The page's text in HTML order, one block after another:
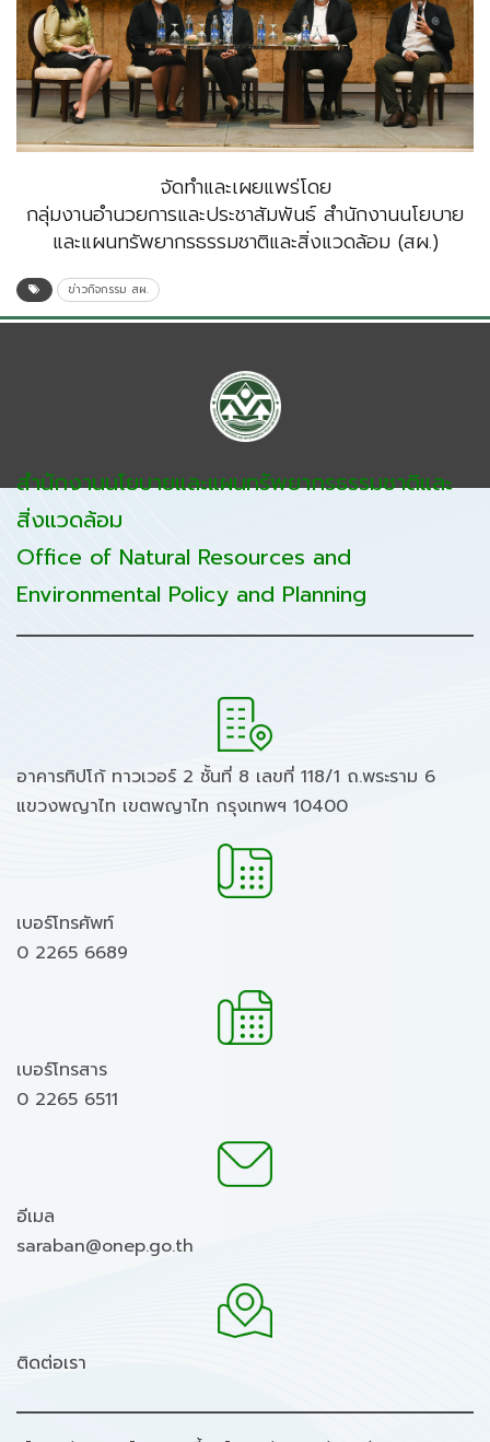
จัดทำและเผยแพร่โดย
กลุ่มงานอำนวยการและประชาสัมพันธ์ สำนักงานนโยบาย
และแผนทรัพยากรธรรมชาติและสิ่งแวดล้อม (สผ.)
ข่าวกิจกรรม สผ.
สำนักงานนโยบายและแผนทรัพยากรธรรมชาติและ
สิ่งแวดล้อม
Office of Natural Resources and
Environmental Policy and Planning
อาคารทิปโก้ ทาวเวอร์ 2 ชั้นที่ 8 เลขที่ 118/1 ถ.พระราม 6
แขวงพญาไท เขตพญาไท กรุงเทพฯ 10400
เบอร์โทรศัพท์
0 2265 6689
เบอร์โทรสาร
0 2265 6511
อีเมล
saraban@onep.go.th
ติดต่อเรา